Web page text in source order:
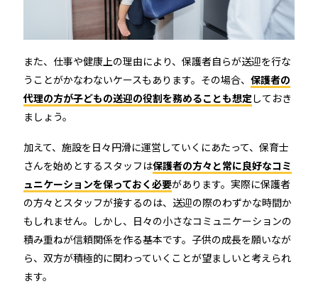
また、仕事や健康上の理由により、保護者自らが送迎を行な
うことがかなわないケースもあります。その場合、 保護者の
代理の方が子どもの送迎の役割を務めることも想定しておき
ましょう。
加えて、施設を日々円滑に運営していくにあたって、保育士
さんを始めとするスタッフは保護者の方々と常に良好なコミ
ュニケーションを保っておく必要があります。実際に保護者
の方々とスタッフが接するのは、送迎の際のわずかな時間か
もしれません。しかし、日々の小さなコミュニケーションの
積み重ねが信頼関係を作る基本です。子供の成長を願いなが
ら、双方が積極的に関わっていくことが望ましいと考えられ
ます。